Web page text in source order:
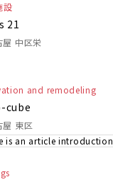
設
21
屋 中区栄
and remodeling
cube
屋 東区
is an article introduction